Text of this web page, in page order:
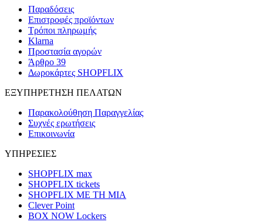
Παραδόσεις
Επιστροφές προϊόντων
Τρόποι πληρωμής
Klarna
Προστασία αγορών
Άρθρο 39
Δωροκάρτες SHOPFLIX
ΕΞΥΠΗΡΕΤΗΣΗ ΠΕΛΑΤΩΝ
Παρακολούθηση Παραγγελίας
Συχνές ερωτήσεις
Επικοινωνία
ΥΠΗΡΕΣΙΕΣ
SHOPFLIX max
SHOPFLIX tickets
SHOPFLIX ΜΕ ΤΗ ΜΙΑ
Clever Point
BOX NOW Lockers